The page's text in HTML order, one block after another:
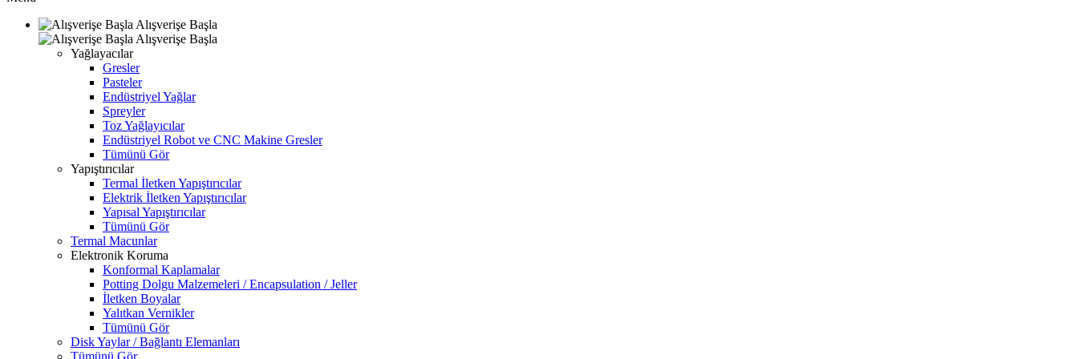
Alışverişe Başla
Alışverişe Başla
Yağlayacılar
Gresler
Pasteler
Endüstriyel Yağlar
Spreyler
Toz Yağlayıcılar
Endüstriyel Robot ve CNC Makine Gresler
Tümünü Gör
Yapıştırıcılar
Termal İletken Yapıştırıcılar
Elektrik İletken Yapıştırıcılar
Yapısal Yapıştırıcılar
Tümünü Gör
Termal Macunlar
Elektronik Koruma
Konformal Kaplamalar
Potting Dolgu Malzemeleri / Encapsulation / Jeller
İletken Boyalar
Yalıtkan Vernikler
Tümünü Gör
Disk Yaylar / Bağlantı Elemanları
Tümünü Gör